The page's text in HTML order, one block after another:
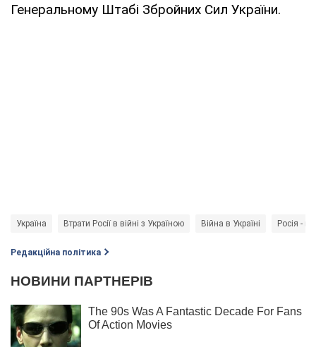
Генеральному Штабі Збройних Сил України.
Україна Втрати Росії в війні з Україною Війна в Україні Росія -
Редакційна політика